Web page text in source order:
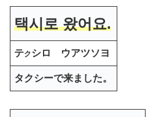
택시로 왔어요.
テクシロ ウアツソヨ
タクシーで来ました。